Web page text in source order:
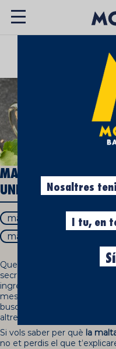
MALTA A LA
UNIR-LOS A TOTS
malt en cervesa
malt i cervesa
Que l’ elaboració de la
secret. Si més no, si vols
ingredients de millor
mesura fer-los servir i com
buscat. Però hi ha un
altres:
Si vols saber per què la
no et perdis el que
Nosaltres
I tu, en
Sí